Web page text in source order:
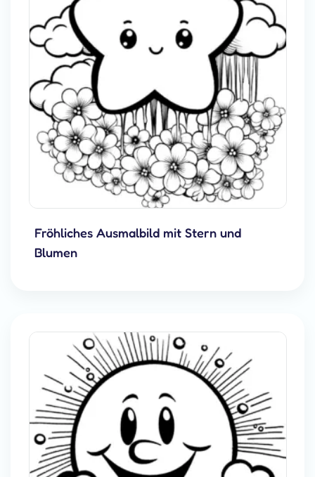
Fröhliches Ausmalbild mit Stern und
Blumen